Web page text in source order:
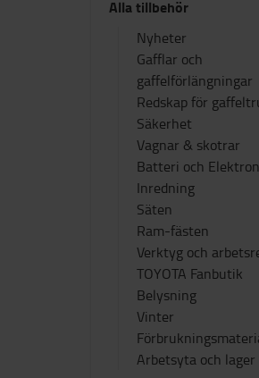
Alla tillbehör
Nyheter
Gafflar och
gaffelförlängningar
Redskap för
Säkerhet
Vagnar & skotrar
Batteri och
Inredning
Säten
Ram-fästen
Verktyg och
TOYOTA Fanbutik
Belysning
Vinter
Arbetsyta och lager